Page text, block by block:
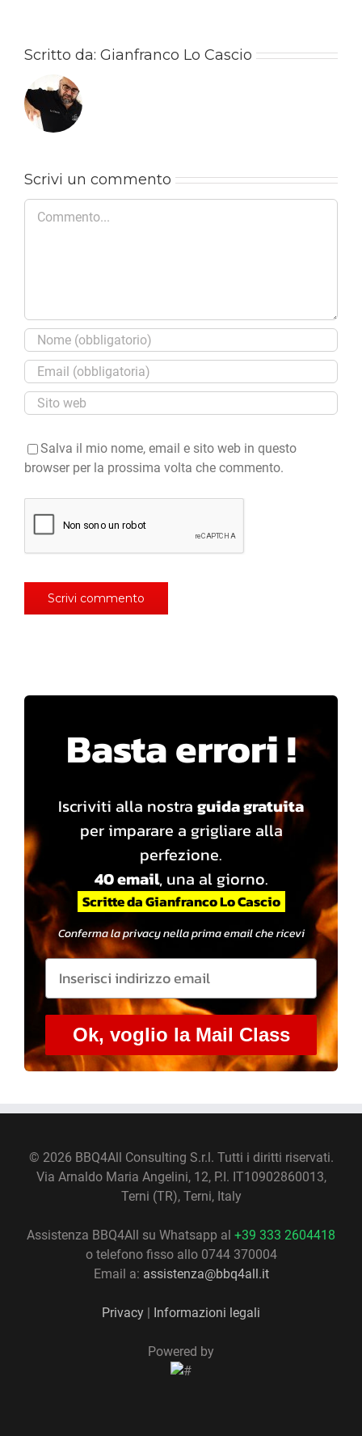
Scritto da: Gianfranco Lo Cascio
Scrivi un commento
Commento
Salva il mio nome, email e sito web in questo
browser per la prossima volta che commento.
Basta errori !
Iscriviti alla nostra guida gratuita
per imparare a grigliare alla
perfezione.
40 email, una al giorno.
Scritte da Gianfranco Lo Cascio
Conferma la privacy nella prima email che ricevi
Ok, voglio la Mail Class
© 2026 BBQ4All Consulting S.r.l. Tutti i diritti riservati.
Via Arnaldo Maria Angelini, 12, P.I. IT10902860013,
Terni (TR), Terni, Italy
Assistenza BBQ4All su Whatsapp al +39 333 2604418
o telefono fisso allo 0744 370004
Email a: assistenza@bbq4all.it
Privacy | Informazioni legali
Powered by